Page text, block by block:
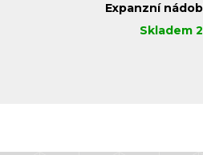
Expanzní
Skladem